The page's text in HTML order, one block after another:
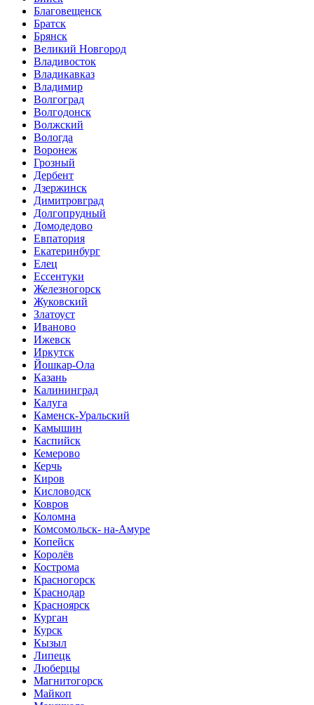
Благовещенск
Братск
Брянск
Великий Новгород
Владивосток
Владикавказ
Владимир
Волгоград
Волгодонск
Волжский
Вологда
Воронеж
Грозный
Дербент
Дзержинск
Димитровград
Долгопрудный
Домодедово
Евпатория
Екатеринбург
Елец
Ессентуки
Железногорск
Жуковский
Златоуст
Иваново
Ижевск
Иркутск
Йошкар-Ола
Казань
Калининград
Калуга
Каменск-Уральский
Камышин
Каспийск
Кемерово
Керчь
Киров
Кисловодск
Ковров
Коломна
Комсомольск- на-Амуре
Копейск
Королёв
Кострома
Красногорск
Краснодар
Красноярск
Курган
Курск
Кызыл
Липецк
Люберцы
Магнитогорск
Майкоп